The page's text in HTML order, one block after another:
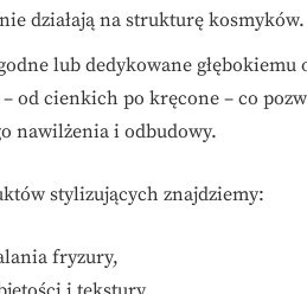
działają na strukturę kosmyków.
lub dedykowane głębokiemu
od cienkich po kręcone – co
nawilżenia i odbudowy.
stylizujących znajdziemy:
fryzury,